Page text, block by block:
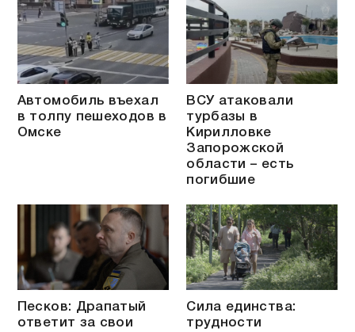
Автомобиль въехал
в толпу пешеходов в
Омске
ВСУ атаковали
турбазы в
Кирилловке
Запорожской
области – есть
погибшие
Песков: Драпатый
ответит за свои
Сила единства:
трудности